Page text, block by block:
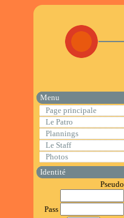
Menu
Page principale
Le Patro
Plannings
Le Staff
Photos
Identité
Pseudo
Pass